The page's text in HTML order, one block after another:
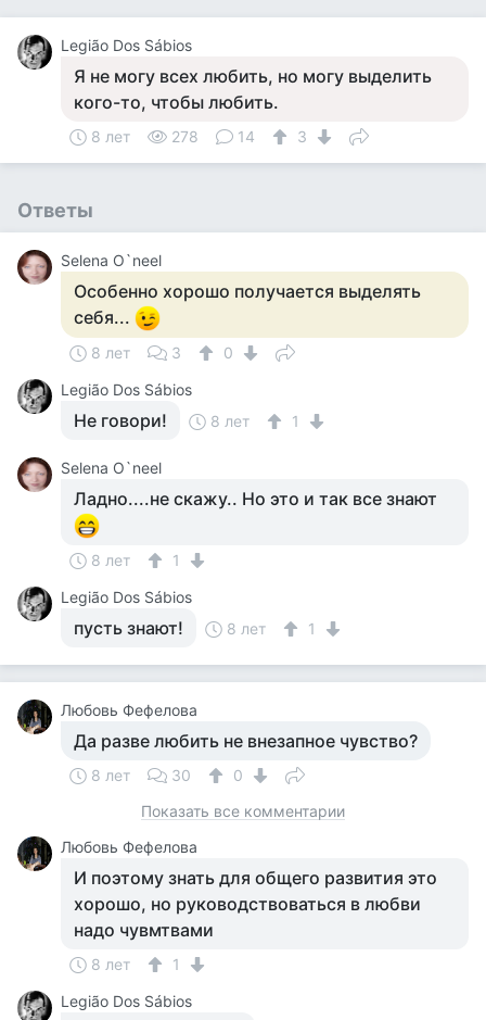
Legião Dos Sábios
Я не могу всех любить, но могу выделить
кого-то, чтобы любить.
8 лет 278 14 3
Ответы
Selena O`neel
Особенно хорошо получается выделять
себя...
8 лет 3
0
Legião Dos Sábios
Не говори! 8 лет 1
Selena O`neel
Ладно....не скажу.. Но это и так все знают
8 лет
1
Legião Dos Sábios
пусть знают! 8 лет 1
Любовь Фефелова
Да разве любить не внезапное чувство?
8 лет 30
0
Показать все комментарии
Любовь Фефелова
И поэтому знать для общего развития это
хорошо, но руководствоваться в любви
надо чувмтвами
8 лет
1
Legião Dos Sábios